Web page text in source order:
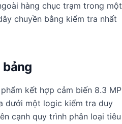
hàng chục trạm trong một
chuyền bằng kiểm tra nhất
bảng
kết hợp cảm biến 8.3 MP
dưới một logic kiểm tra duy
cạnh quy trình phân loại tiêu